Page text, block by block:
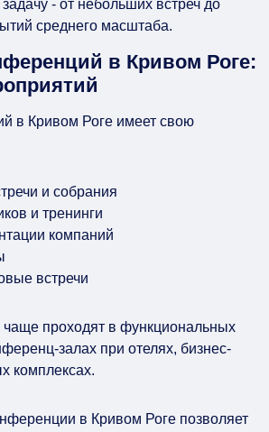
- от небольших встреч до
среднего масштаба.
в Кривом Роге:
в Кривом Роге имеет свою
и собрания
и тренинги
компаний
встречи
проходят в функциональных
залах при отелях, бизнес-
комплексах.
в Кривом Роге позволяет